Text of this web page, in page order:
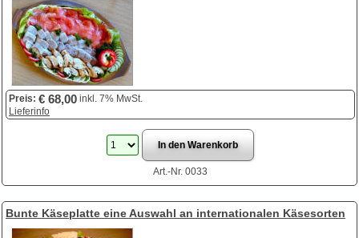
Preis: € 68,00 inkl. 7% MwSt.
Lieferinfo
Art.-Nr. 0033
Bunte Käseplatte eine Auswahl an internationalen Käsesorten